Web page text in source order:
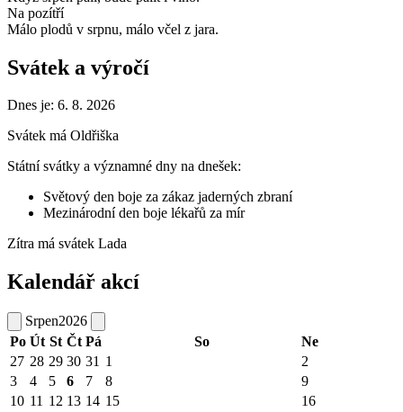
Na pozítří
Málo plodů v srpnu, málo včel z jara.
Svátek a výročí
Dnes je: 6. 8. 2026
Svátek má Oldřiška
Státní svátky a významné dny na dnešek:
Světový den boje za zákaz jaderných zbraní
Mezinárodní den boje lékařů za mír
Zítra má svátek Lada
Kalendář akcí
Srpen2026
Po Út St Čt Pá So
Ne
27 28 29 30 31 1
2
3
4 5 6 7 8
9
10 11 12 13 14 15
16